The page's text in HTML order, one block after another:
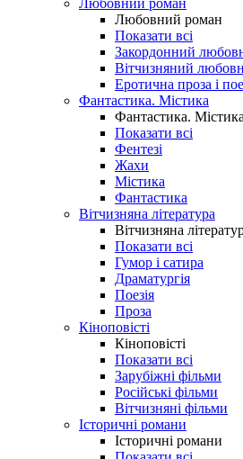
Любовний роман
Любовний роман
Показати всі
Закордонний
Вітчизняний
Еротична проза і
Фантастика. Містика
Фантастика. Містика
Показати всі
Фентезі
Жахи
Містика
Фантастика
Вітчизняна література
Вітчизняна
Показати всі
Гумор і сатира
Драматургія
Поезія
Проза
Кіноповісті
Кіноповісті
Показати всі
Зарубіжні фільми
Російські фільми
Вітчизняні фільми
Історичні романи
Історичні романи